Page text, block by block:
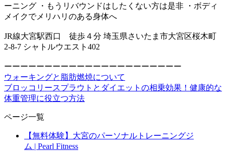
ーニング ・もうリバウンドはしたくない方は是非 ・ボディ
メイクでメリハリのある身体へ
JR線大宮駅西口 徒歩４分 埼玉県さいたま市大宮区桜木町
2-8-7 シャトルウエスト402
ーーーーーーーーーーーーーーーーーーーーーー
ウォーキングと脂肪燃焼について
ブロッコリースプラウトとダイエットの相乗効果！健康的な
体重管理に役立つ方法
ページ一覧
【無料体験】大宮のパーソナルトレーニングジ
ム | Pearl Fitness